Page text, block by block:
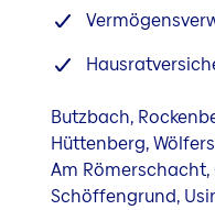
Butzbach,
Hüttenberg,
Am Römerschacht,
Schöffengrund,